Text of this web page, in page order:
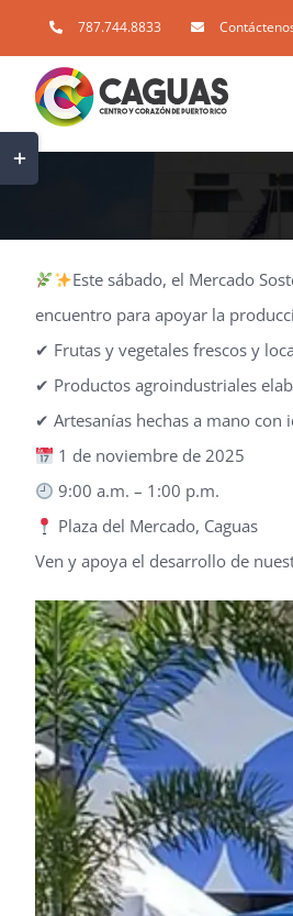
to
content
787.744.8833
Este sábado, el Mercado
encuentro para apoyar la
✔ Frutas y vegetales frescos y
✔ Productos agroindustriales
✔ Artesanías hechas a mano con
1 de noviembre de 2025
9:00 a.m. – 1:00 p.m.
Plaza del Mercado, Caguas
Ven y apoya el desarrollo de
Toggle
Sliding